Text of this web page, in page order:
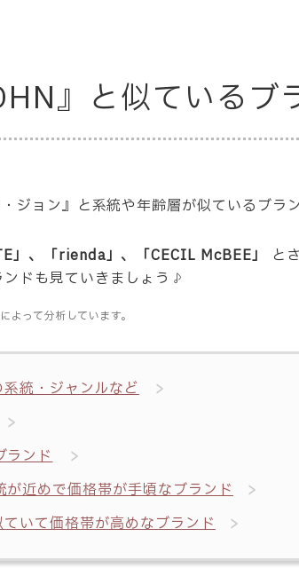
』と似ているブ
ジョン』と系統や年齢層が似ているブラ
」、「rienda」、「CECIL McBEE」
と
ドも見ていきましょう♪
って分析しています。
統・ジャンルなど
ランド
近めで価格帯が手頃なブランド
いて価格帯が高めなブランド